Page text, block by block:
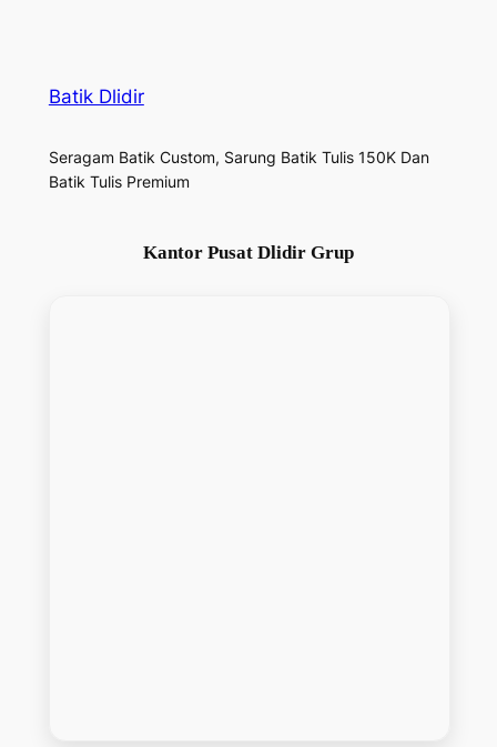
Batik Dlidir
Seragam Batik Custom, Sarung Batik Tulis 150K Dan
Batik Tulis Premium
Kantor Pusat Dlidir Grup